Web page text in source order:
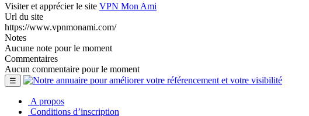
Visiter et apprécier le site VPN Mon Ami
Url du site
https://www.vpnmonami.com/
Notes
Aucune note pour le moment
Commentaires
Aucun commentaire pour le moment
☰
A propos
Conditions d’inscription